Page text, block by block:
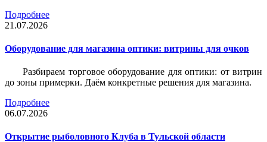
Подробнее
21.07.2026
Оборудование для магазина оптики: витрины для очков
Разбираем торговое оборудование для оптики: от витрин
до зоны примерки. Даём конкретные решения для магазина.
Подробнее
06.07.2026
Открытие рыболовного Клуба в Тульской области